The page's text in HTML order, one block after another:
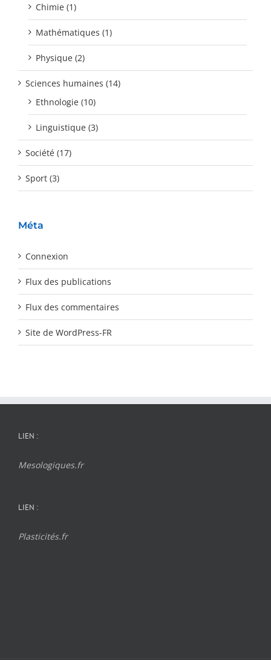
Chimie (1)
Mathématiques (1)
Physique (2)
Sciences humaines (14)
Ethnologie (10)
Linguistique (3)
Société (17)
Sport (3)
Méta
Connexion
Flux des publications
Flux des commentaires
Site de WordPress-FR
LIEN :
Mesologiques.fr
LIEN :
Plasticités.fr